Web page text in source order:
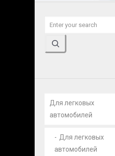
Для легковых
автомобилей
Для легковых
автомобилей